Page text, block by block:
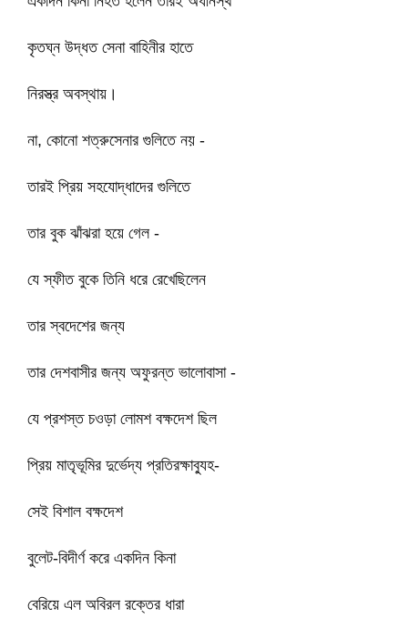
কৃতঘ্ন উদ্ধত সেনা বাহিনীর হাতে
নিরস্ত্র অবস্থায়।
না, কোনো শত্রুসেনার গুলিতে নয় -
তারই প্রিয় সহযোদ্ধাদের গুলিতে
তার বুক ঝাঁঝরা হয়ে গেল -
যে স্ফীত বুকে তিনি ধরে রেখেছিলেন
তার স্বদেশের জন্য
তার দেশবাসীর জন্য অফুরন্ত ভালোবাসা -
যে প্রশস্ত চওড়া লোমশ বক্ষদেশ ছিল
প্রিয় মাতৃভূমির দুর্ভেদ্য প্রতিরক্ষাব্যুহ-
সেই বিশাল বক্ষদেশ
বুলেট-বিদীর্ণ করে একদিন কিনা
বেরিয়ে এল অবিরল রক্তের ধারা